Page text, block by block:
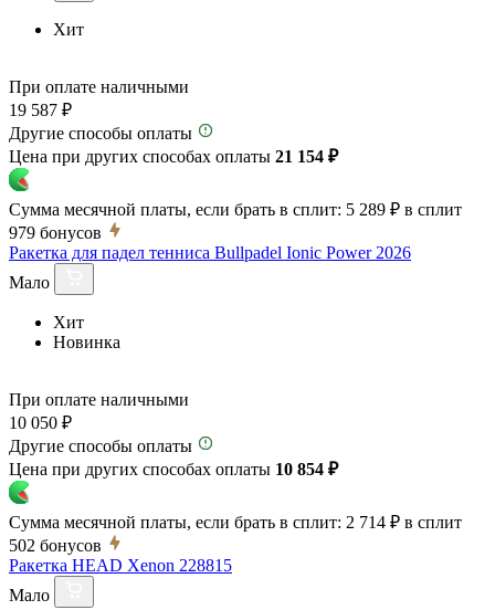
Хит
При оплате наличными
19 587 ₽
Другие способы оплаты
Цена при других способах оплаты 21 154 ₽
Сумма месячной платы, если брать в сплит: 5 289 ₽ в сплит
979 бонусов
Ракетка для падел тенниса Bullpadel Ionic Power 2026
Мало
Хит
Новинка
При оплате наличными
10 050 ₽
Другие способы оплаты
Цена при других способах оплаты 10 854 ₽
Сумма месячной платы, если брать в сплит: 2 714 ₽ в сплит
502 бонусов
Ракетка HEAD Xenon 228815
Мало